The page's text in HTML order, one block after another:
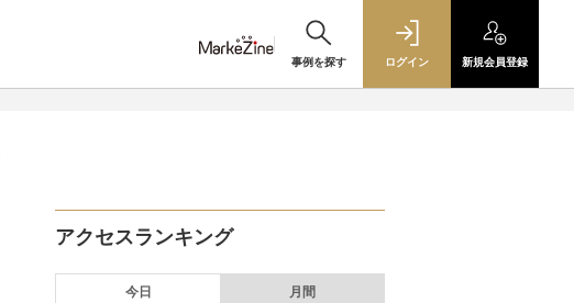
事例を探す ログイン 新規会員登録
アクセスランキング
今日 月間